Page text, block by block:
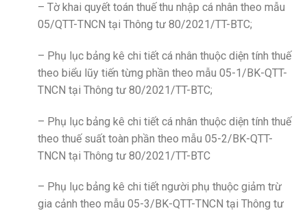
– Tờ khai quyết toán thuế thu nhập cá nhân theo mẫu
05/QTT-TNCN tại Thông tư 80/2021/TT-BTC;
– Phụ lục bảng kê chi tiết cá nhân thuộc diện tính thuế
theo biểu lũy tiến từng phần theo mẫu 05-1/BK-QTT-
TNCN tại Thông tư 80/2021/TT-BTC;
– Phụ lục bảng kê chi tiết cá nhân thuộc diện tính thuế
theo thuế suất toàn phần theo mẫu 05-2/BK-QTT-
TNCN tại Thông tư 80/2021/TT-BTC
– Phụ lục bảng kê chi tiết người phụ thuộc giảm trừ
gia cảnh theo mẫu 05-3/BK-QTT-TNCN tại Thông tư